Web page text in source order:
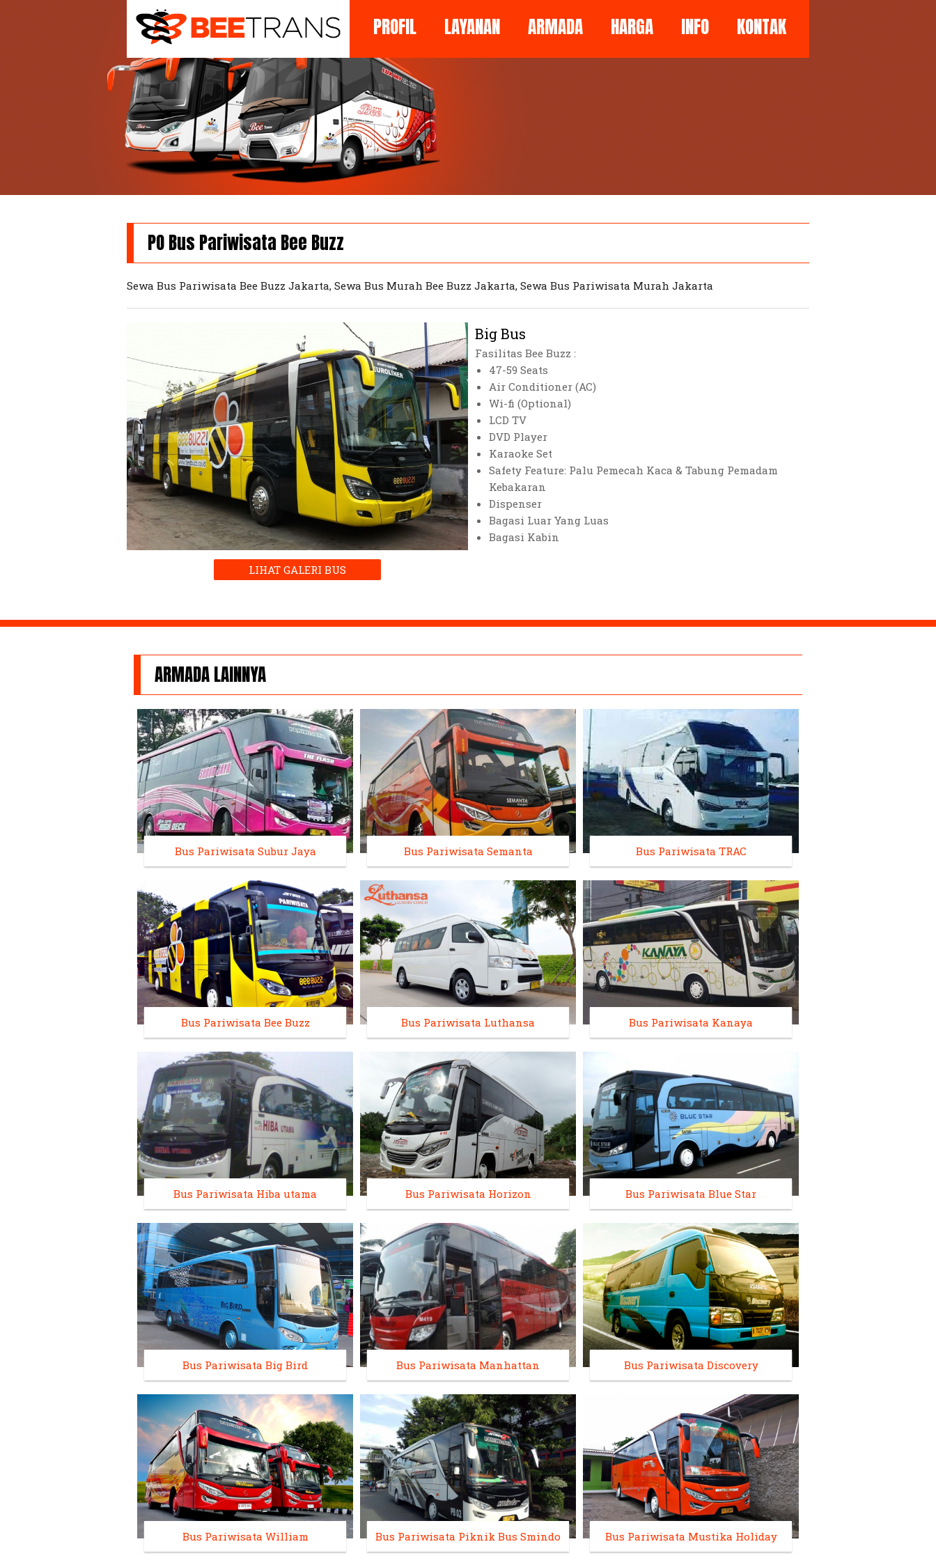
PROFIL LAYANAN ARMADA HARGA INFO KONTAK
PO Bus Pariwisata Bee Buzz
Sewa Bus Pariwisata Bee Buzz Jakarta, Sewa Bus Murah Bee Buzz Jakarta, Sewa Bus Pariwisata Murah Jakarta
LIHAT GALERI BUS
Big Bus
Fasilitas Bee Buzz :
47-59 Seats
Air Conditioner (AC)
Wi-fi (Optional)
LCD TV
DVD Player
Karaoke Set
Safety Feature: Palu Pemecah Kaca & Tabung Pemadam
Kebakaran
Dispenser
Bagasi Luar Yang Luas
Bagasi Kabin
ARMADA LAINNYA
Bus Pariwisata Subur Jaya Bus Pariwisata Semanta Bus Pariwisata TRAC
Bus Pariwisata Bee Buzz Bus Pariwisata Luthansa Bus Pariwisata Kanaya
Bus Pariwisata Hiba utama Bus Pariwisata Horizon Bus Pariwisata Blue Star
Bus Pariwisata Big Bird Bus Pariwisata Manhattan Bus Pariwisata Discovery
Bus Pariwisata William Bus Pariwisata Piknik Bus Smindo Bus Pariwisata Mustika Holiday